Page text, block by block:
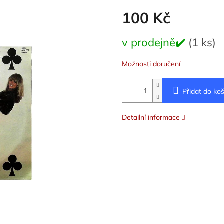
100 Kč
cena:
v prodejně✔️ (1 ks)
Možnosti doručení
Přidat do
Detailní informace